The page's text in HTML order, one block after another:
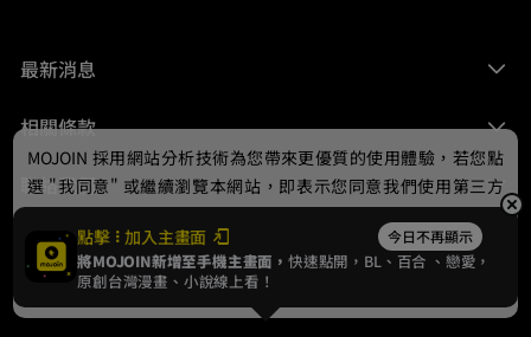
最新消息
相關條款
聯絡我們
© 2024 gamania Digital Entertainment Co., Ltd.
點擊 加入主畫面 今日不再顯示
將MOJOIN新增至手機主畫面，快速點開，BL、 百合 、戀愛，
原創台灣漫畫、小說線上看！
MOJOIN 採用網站分析技術為您帶來更優質的使用體驗，若您點
選 "我同意" 或繼續瀏覽本網站，即表示您同意我們使用第三方
Cookie，欲瞭解更多資訊請見隱私權政策。
我同意